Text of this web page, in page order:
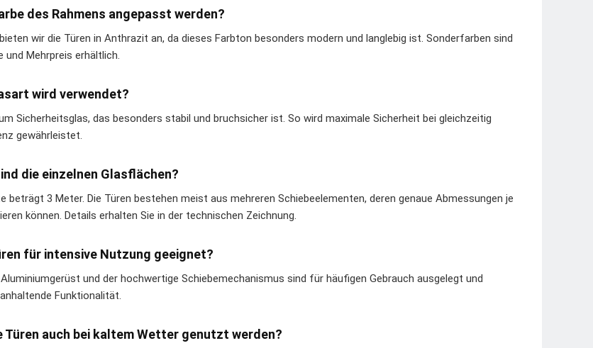
des Rahmens angepasst werden?
wir die Türen in Anthrazit an, da dieses Farbton besonders modern und langlebig ist. Sonderfarben sind
Mehrpreis erhältlich.
wird verwendet?
Sicherheitsglas, das besonders stabil und bruchsicher ist. So wird maximale Sicherheit bei gleichzeitig
gewährleistet.
die einzelnen Glasflächen?
beträgt 3 Meter. Die Türen bestehen meist aus mehreren Schiebeelementen, deren genaue Abmessungen je
können. Details erhalten Sie in der technischen Zeichnung.
für intensive Nutzung geeignet?
und der hochwertige Schiebemechanismus sind für häufigen Gebrauch ausgelegt und
Funktionalität.
Türen auch bei kaltem Wetter genutzt werden?